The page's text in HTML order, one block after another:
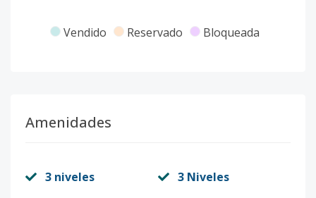
Vendido Reservado Bloqueada
Amenidades
3 niveles 3 Niveles